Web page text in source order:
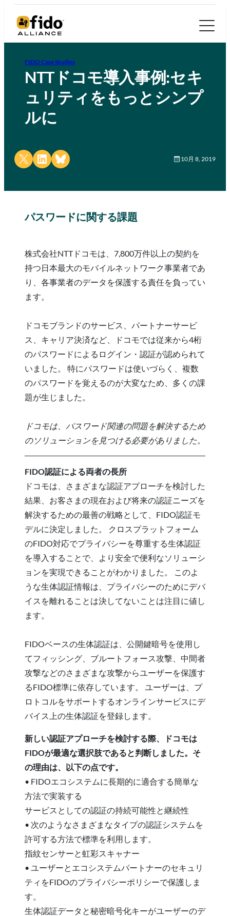
FIDO Case Studies
NTTドコモ導入事例:セキ
ュリティをもっとシンプ
ルに
Share on X Share on LinkedIn
Share on Bluesky 10月 8, 2019
パスワードに関する課題
株式会社NTTドコモは、7,800万件以上の契約を
持つ日本最大のモバイルネットワーク事業者であ
り、各事業者のデータを保護する責任を負ってい
ます。
ドコモブランドのサービス、パートナーサービ
ス、キャリア決済など、ドコモでは従来から4桁
のパスワードによるログイン・認証が認められて
いました。 特にパスワードは使いづらく、複数
のパスワードを覚えるのが大変なため、多くの課
題が生じました。
ドコモは、パスワード関連の問題を解決するため
のソリューションを見つける必要がありました。
FIDO認証による両者の長所
ドコモは、さまざまな認証アプローチを検討した
結果、お客さまの現在および将来の認証ニーズを
解決するための最善の戦略として、FIDO認証モ
デルに決定しました。 クロスプラットフォーム
のFIDO対応でプライバシーを尊重する生体認証
を導入することで、より安全で便利なソリューシ
ョンを実現できることがわかりました。 このよ
うな生体認証情報は、プライバシーのためにデバ
イスを離れることは決してないことは注目に値し
ます。
FIDOベースの生体認証は、公開鍵暗号を使用し
てフィッシング、ブルートフォース攻撃、中間者
攻撃などのさまざまな攻撃からユーザーを保護す
るFIDO標準に依存しています。 ユーザーは、プ
ロトコルをサポートするオンラインサービスにデ
バイス上の生体認証を登録します。
新しい認証アプローチを検討する際、ドコモは
FIDOが最適な選択肢であると判断しました。そ
の理由は、以下の点です。
• FIDOエコシステムに長期的に適合する簡単な
方法で実装する
サービスとしての認証の持続可能性と継続性
• 次のようなさまざまなタイプの認証システムを
許可する方法で標準を利用します。
指紋センサーと虹彩スキャナー
• ユーザーとエコシステムパートナーのセキュリ
ティをFIDOのプライバシーポリシーで保護しま
す。
生体認証データと秘密暗号化キーがユーザーのデ